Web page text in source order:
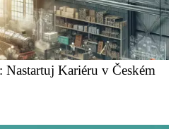
Nastartuj Kariéru v Českém